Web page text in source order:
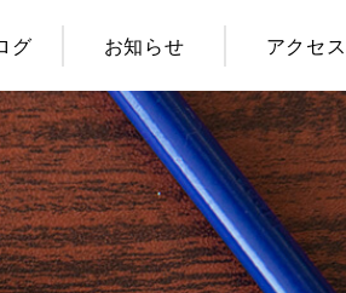
グ お知らせ アクセス